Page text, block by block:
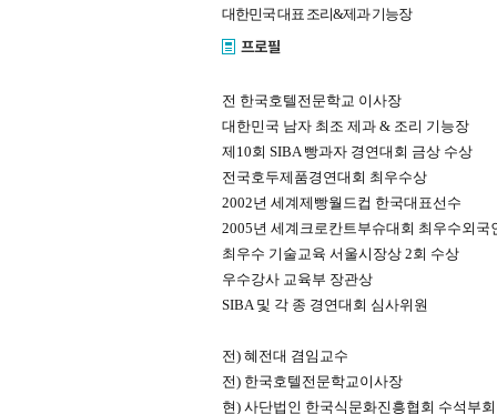
대한민국 대표 조리&제과 기능장
프로필
전 한국호텔전문학교 이사장
대한민국 남자 최조 제과 & 조리 기능장
제10회 SIBA 빵과자 경연대회 금상 수상
전국호두제품경연대회 최우수상
2002년 세계제빵월드컵 한국대표선수
2005년 세계크로칸트부슈대회 최우수외국
최우수 기술교육 서울시장상 2회 수상
우수강사 교육부 장관상
SIBA 및 각 종 경연대회 심사위원
전) 혜전대 겸임교수
전) 한국호텔전문학교이사장
현) 사단법인 한국식문화진흥협회 수석부